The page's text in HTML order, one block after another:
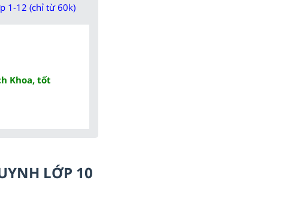
1-12 (chỉ từ 60k)
Khoa, tốt
LỚP 10